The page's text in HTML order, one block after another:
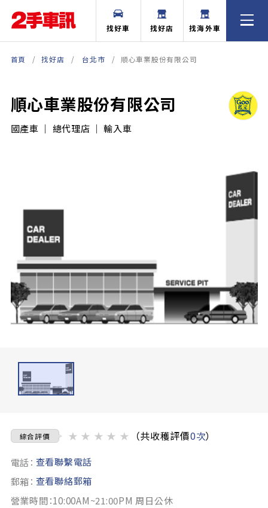
找好車 找好店 找海外車
首頁 找好店 台北市 順心車業股份有限公司
順心車業股份有限公司
國產車 ｜ 總代理店 ｜ 輸入車
綜合評價 ★ ★ ★ ★ ★ （共收穫評價0次）
電話： 查看聯繫電話
郵箱： 查看聯絡郵箱
營業時間：10:00AM~21:00PM 周日公休